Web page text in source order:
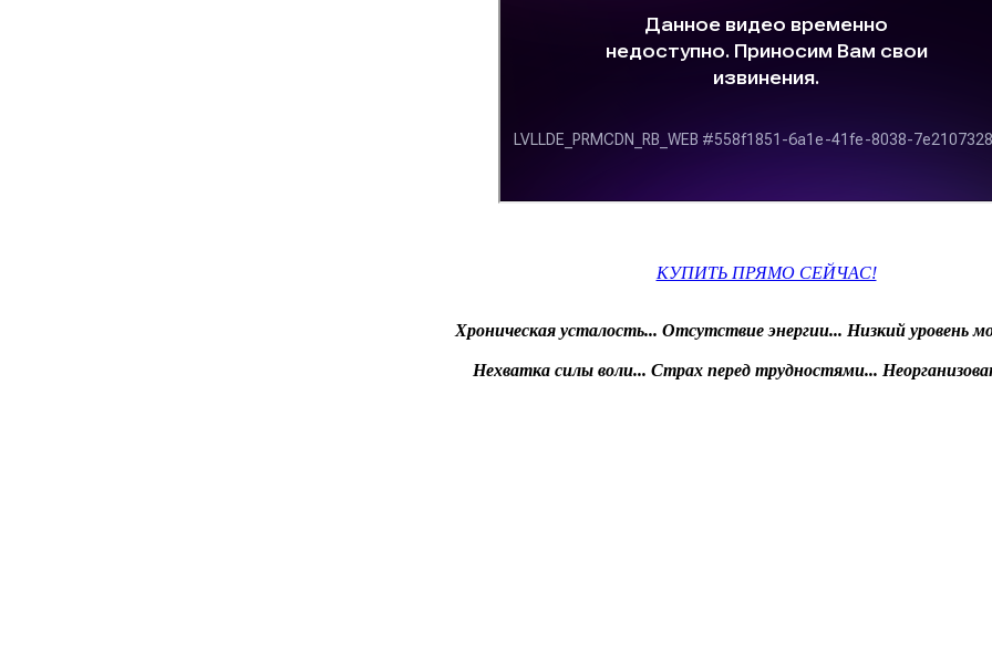
КУПИТЬ ПРЯМО СЕЙЧАС!
Хроническая усталость... Отсутствие энергии... Низкий уровень
Нехватка силы воли... Страх перед трудностями...